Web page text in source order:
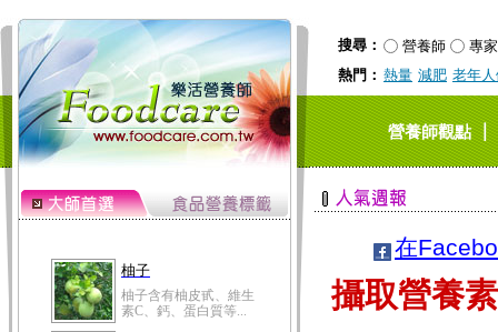
搜尋： 營養師
專家
熱門： 熱量 減肥 老年
營養師觀點｜
柚子
柚子含有柚皮甙、維生
素C、鈣、蛋白質等...
在
攝取營養